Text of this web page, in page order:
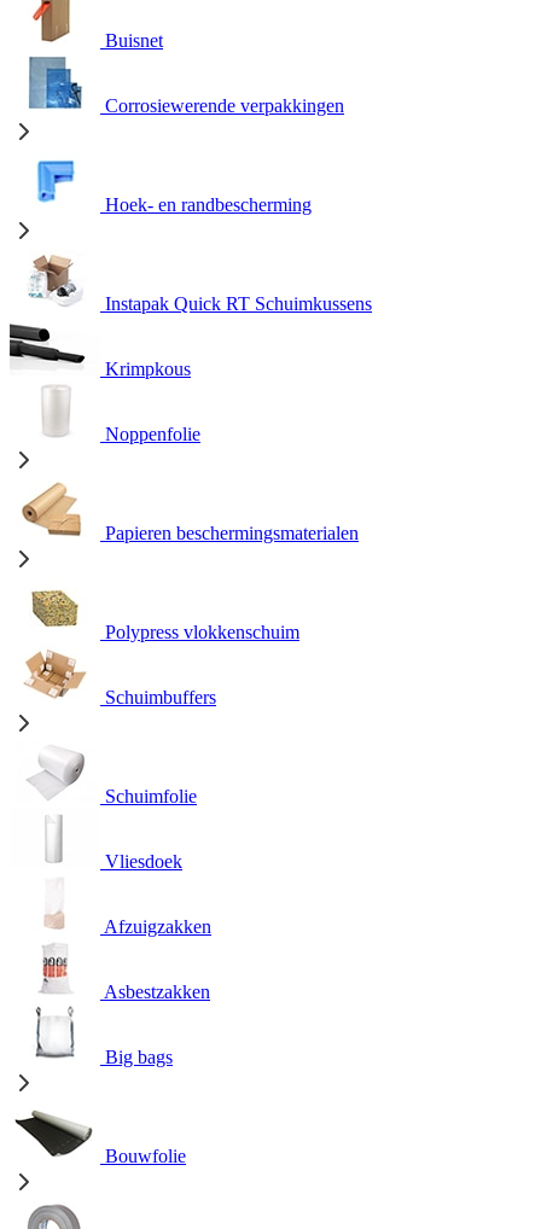
Buisnet
Corrosiewerende verpakkingen
Hoek- en randbescherming
Instapak Quick RT Schuimkussens
Krimpkous
Noppenfolie
Papieren beschermingsmaterialen
Polypress vlokkenschuim
Schuimbuffers
Schuimfolie
Vliesdoek
Afzuigzakken
Asbestzakken
Big bags
Bouwfolie